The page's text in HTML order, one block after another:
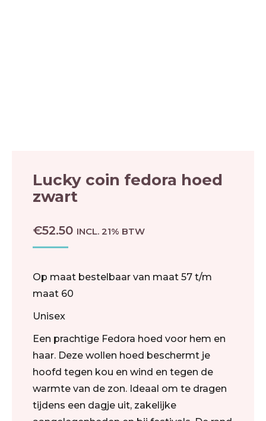
Lucky coin fedora hoed
zwart
€52.50 INCL. 21% BTW
Op maat bestelbaar van maat 57 t/m
maat 60
Unisex
Een prachtige Fedora hoed voor hem en
haar. Deze wollen hoed beschermt je
hoofd tegen kou en wind en tegen de
warmte van de zon. Ideaal om te dragen
tijdens een dagje uit, zakelijke